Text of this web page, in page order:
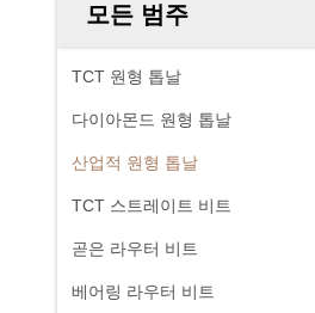
모든 범주
TCT 원형 톱날
다이아몬드 원형 톱날
산업적 원형 톱날
TCT 스트레이트 비트
곧은 라우터 비트
베어링 라우터 비트